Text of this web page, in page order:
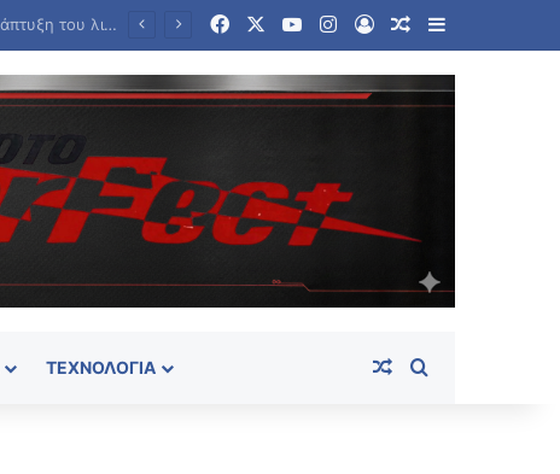
Νέα αποχώρηση από το κόμμα Καρυστιανού – Ο Νίκος Μπρουτζάκης καταγγέλει αυθαιρεσία και φίμωση FacebookYouTubeInstagram
Log InRandom Article
Sidebar
ΤΕΧΝΟΛΟΓΊΑ Random Article